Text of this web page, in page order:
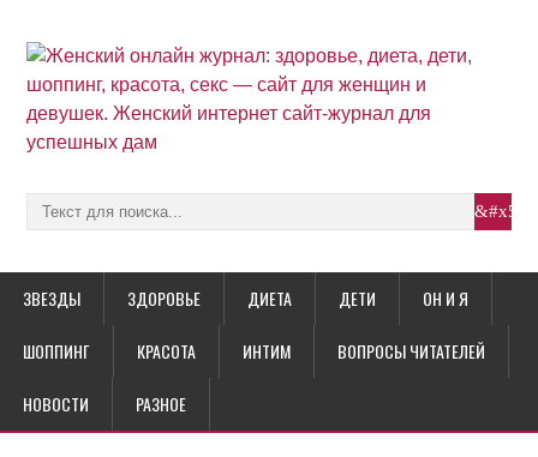
ЗВЕЗДЫ ЗДОРОВЬЕ ДИЕТА ДЕТИ ОН И Я
ШОППИНГ КРАСОТА ИНТИМ ВОПРОСЫ ЧИТАТЕЛЕЙ
НОВОСТИ РАЗНОЕ